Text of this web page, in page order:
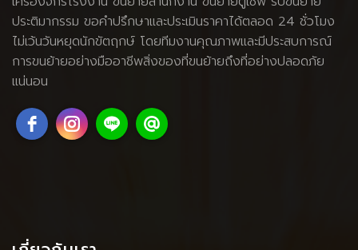
ประติมากรรม ขอคำปรึกษาและประเมินราคาได้ตลอด 24 ชั่วโมง
ไม่เว้นวันหยุดนักขัตฤกษ์ โดยทีมงานคุณภาพและมีประสบการณ์
การขนย้ายอย่างมืออาชีพสิ่งของที่ขนย้ายถึงที่อย่างปลอดภัย
แน่นอน